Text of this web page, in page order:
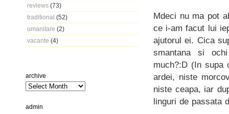
reviews (73)
traditional (52)
umanitare (2)
vacante (4)
archive
admin
Mdeci nu ma pot
ce i-am facut lui
ajutorul ei. Cica
smantana si
much?:D (In supa
ardei, niste
niste ceapa, iar
linguri de passata